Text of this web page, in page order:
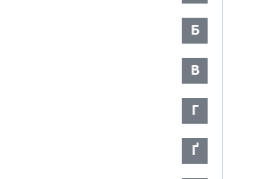
Б
В
Г
Ґ